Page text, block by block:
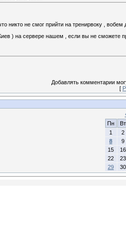
никто не смог прийти на тренирвоку ,
) на сервере нашем , если вы не сможете
Добавлять комментарии
[
Пн
Вт
1
2
8
9
15
16
22
23
29
30